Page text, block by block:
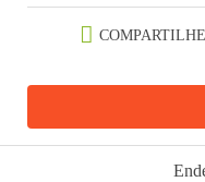
COMPARTILHE